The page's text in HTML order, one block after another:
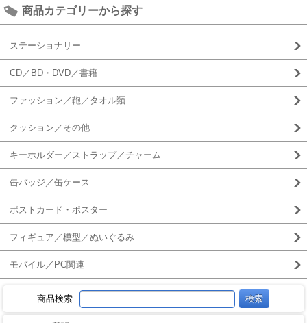
商品カテゴリーから探す
ステーショナリー
CD／BD・DVD／書籍
ファッション／鞄／タオル類
クッション／その他
キーホルダー／ストラップ／チャーム
缶バッジ／缶ケース
ポストカード・ポスター
フィギュア／模型／ぬいぐるみ
モバイル／PC関連
商品検索